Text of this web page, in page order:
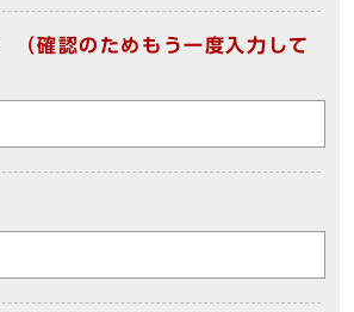
（確認のためもう一度入力して